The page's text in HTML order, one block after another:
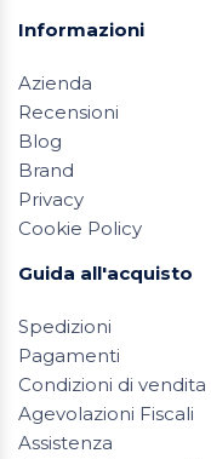
Informazioni
Azienda
Recensioni
Blog
Brand
Privacy
Cookie Policy
Guida all'acquisto
Spedizioni
Pagamenti
Condizioni di vendita
Agevolazioni Fiscali
Assistenza